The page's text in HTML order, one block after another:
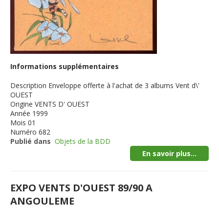
Informations supplémentaires
Description Enveloppe offerte à l'achat de 3 albums Vent d\'
OUEST
Origine VENTS D' OUEST
Année 1999
Mois 01
Numéro 682
Publié dans Objets de la BDD
En savoir plus...
EXPO VENTS D'OUEST 89/90 A
ANGOULEME